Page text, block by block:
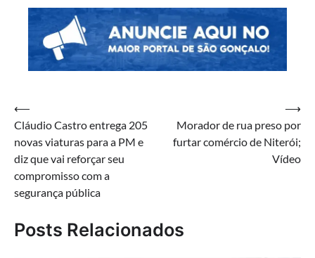
Navegação
de
Post
⟵
Cláudio Castro entrega 205
novas viaturas para a PM e
diz que vai reforçar seu
compromisso com a
segurança pública
Morador de rua preso por
furtar comércio de Niterói;
Vídeo
⟶
Posts Relacionados